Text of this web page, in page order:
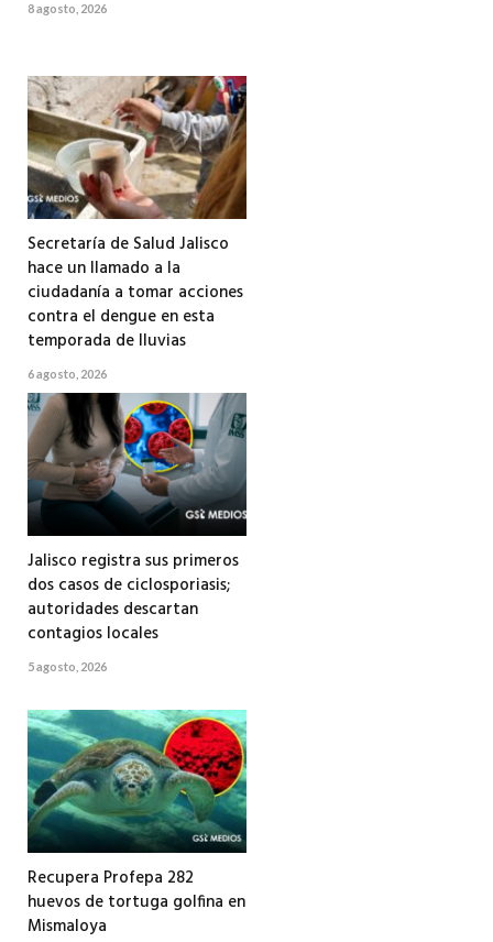
8 agosto, 2026
Secretaría de Salud Jalisco
hace un llamado a la
ciudadanía a tomar acciones
contra el dengue en esta
temporada de lluvias
6 agosto, 2026
Jalisco registra sus primeros
dos casos de ciclosporiasis;
autoridades descartan
contagios locales
5 agosto, 2026
Recupera Profepa 282
huevos de tortuga golfina en
Mismaloya